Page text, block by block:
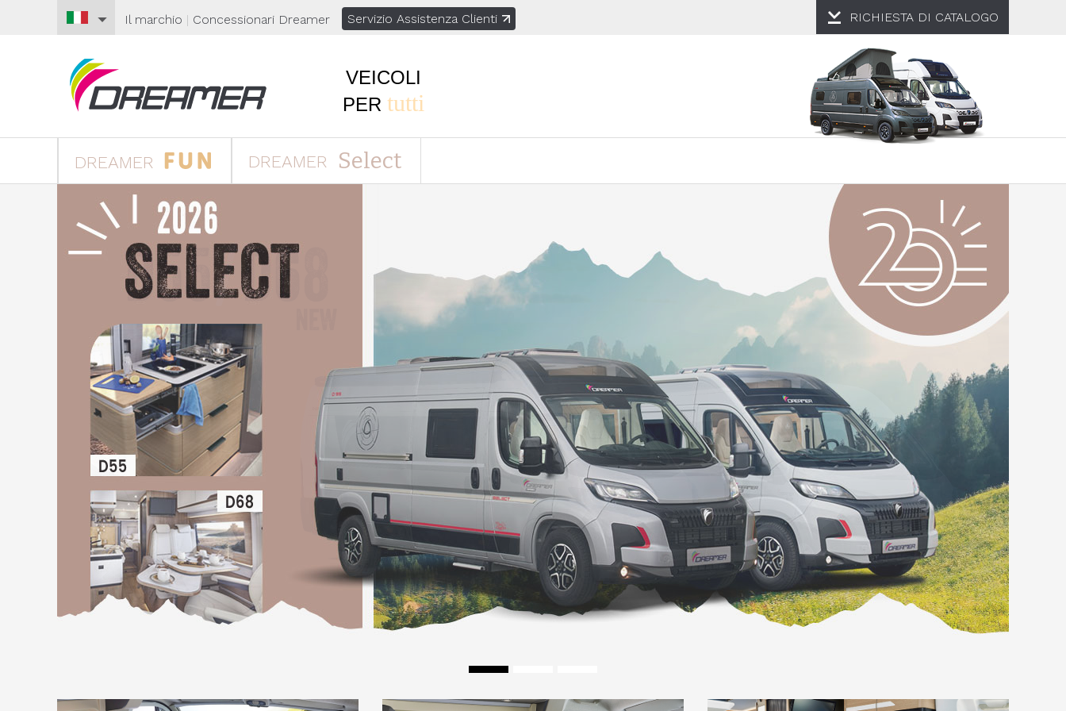
RICHIESTA DI CATALOGO
Il marchio | Concessionari Dreamer Servizio Assistenza Clienti
VEICOLI
PER tutti
DREAMER DREAMER Select